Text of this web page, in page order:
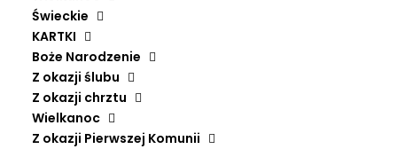
Świeckie
KARTKI
Boże Narodzenie
Z okazji ślubu
Z okazji chrztu
Wielkanoc
Z okazji Pierwszej Komunii